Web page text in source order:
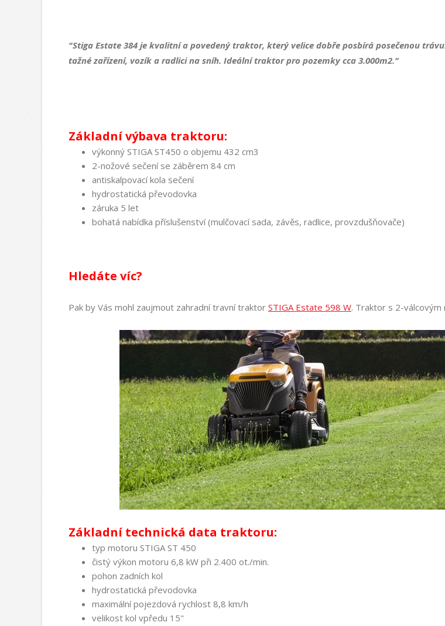
"Stiga Estate 384 je kvalitní a povedený traktor, který velice dobře posbírá posečenou
tažné zařízení, vozík a radlici na sníh. Ideální traktor pro pozemky cca 3.000m2."
Základní výbava traktoru:
výkonný STIGA ST450 o objemu 432 cm3
2-nožové sečení se záběrem 84 cm
antiskalpovací kola sečení
hydrostatická převodovka
záruka 5 let
bohatá nabídka příslušenství (mulčovací sada, závěs, radlice, provzdušňovače)
Hledáte víc?
Pak by Vás mohl zaujmout zahradní travní traktor STIGA Estate 598 W. Traktor s 2-
Základní technická data traktoru:
typ motoru STIGA ST 450
čistý výkon motoru 6,8 kW při 2.400 ot./min.
pohon zadních kol
hydrostatická převodovka
maximální pojezdová rychlost 8,8 km/h
velikost kol vpředu 15"